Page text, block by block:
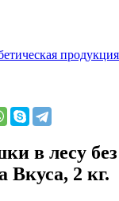
продукция
в лесу без
Вкуса, 2 кг.